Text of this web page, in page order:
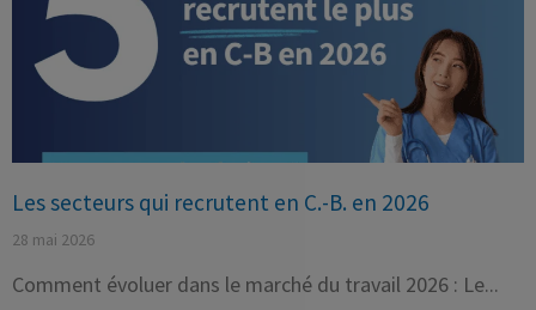
Les secteurs qui recrutent en C.-B. en 2026
28 mai 2026
Comment évoluer dans le marché du travail 2026 : Le